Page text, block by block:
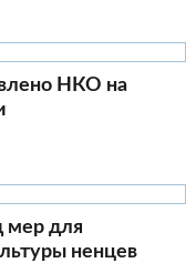
НКО на
мер для
ненцев